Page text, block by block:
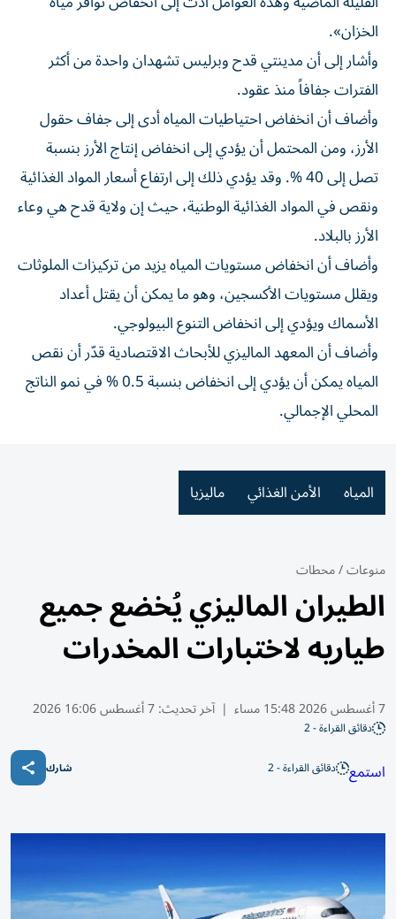
الخزان».
وأشار إلى أن مدينتي قدح وبرليس تشهدان واحدة من أكثر
الفترات جفافاً منذ عقود.
وأضاف أن انخفاض احتياطيات المياه أدى إلى جفاف حقول
الأرز، ومن المحتمل أن يؤدي إلى انخفاض إنتاج الأرز بنسبة
تصل إلى 40 %. وقد يؤدي ذلك إلى ارتفاع أسعار المواد الغذائية
ونقص في المواد الغذائية الوطنية، حيث إن ولاية قدح هي وعاء
الأرز بالبلاد.
وأضاف أن انخفاض مستويات المياه يزيد من تركيزات الملوثات
ويقلل مستويات الأكسجين، وهو ما يمكن أن يقتل أعداد
الأسماك ويؤدي إلى انخفاض التنوع البيولوجي.
وأضاف أن المعهد الماليزي للأبحاث الاقتصادية قدّر أن نقص
المياه يمكن أن يؤدي إلى انخفاض بنسبة 0.5 % في نمو الناتج
المحلي الإجمالي.
المياه الأمن الغذائي ماليزيا
منوعات/محطات
الطيران الماليزي يُخضع جميع
طياريه لاختبارات المخدرات
7 أغسطس 2026 15:48 مساء | آخر تحديث:7 أغسطس 16:06 2026
دقائق القراءة - 2
استمع دقائق القراءة - 2 شارك